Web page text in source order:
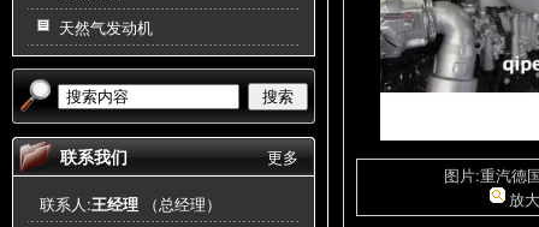
天然气发动机
搜索
更多
联系我们
联系人:王经理 （总经理）
图片:重汽德
放